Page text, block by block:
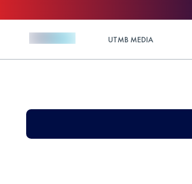
UTMB MEDIA